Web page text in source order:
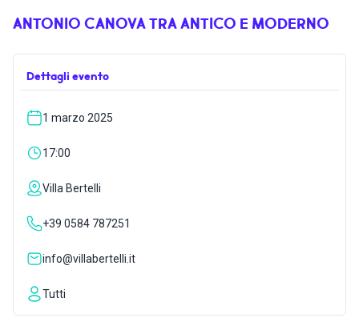
COSA FARE
ISPIRAZIONI
CONTATTI
ANTONIO CANOVA TRA ANTICO E MODERNO
Dettagli evento
1 marzo 2025
17:00
Villa Bertelli
+39 0584 787251
info@villabertelli.it
Tutti